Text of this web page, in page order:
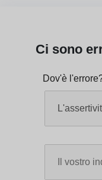
Ci sono
Dov'è